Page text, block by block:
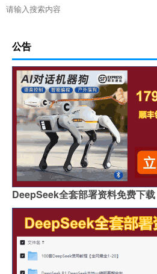
公告
DeepSeek全套部署资料免费下载